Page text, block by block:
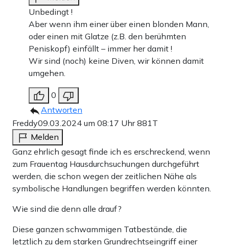
Unbedingt !
Aber wenn ihm einer über einen blonden Mann,
oder einen mit Glatze (z.B. den berühmten
Peniskopf) einfällt – immer her damit !
Wir sind (noch) keine Diven, wir können damit
umgehen.
0
Antworten
Freddy09.03.2024 um 08:17 Uhr881T
Melden
Ganz ehrlich gesagt finde ich es erschreckend, wenn
zum Frauentag Hausdurchsuchungen durchgeführt
werden, die schon wegen der zeitlichen Nähe als
symbolische Handlungen begriffen werden könnten.
Wie sind die denn alle drauf?
Diese ganzen schwammigen Tatbestände, die
letztlich zu dem starken Grundrechtseingriff einer